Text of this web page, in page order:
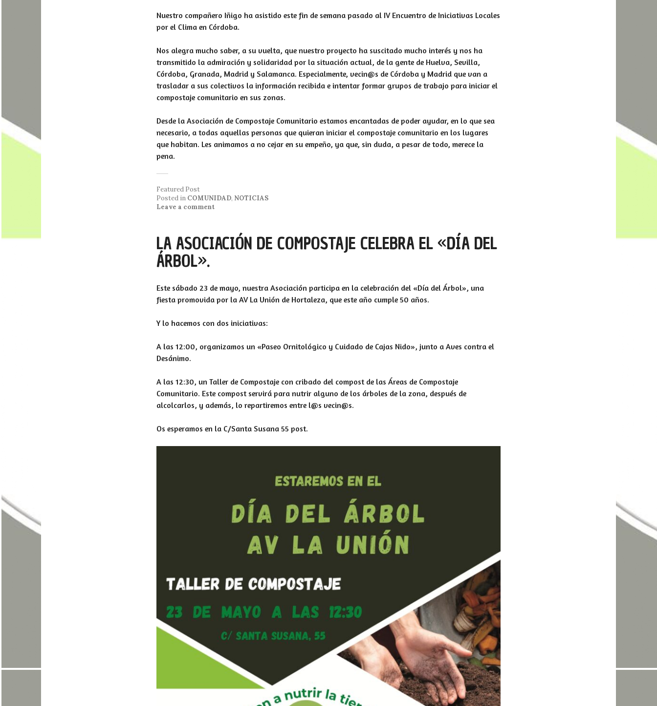
Nuestro compañero Iñigo ha asistido este fin de semana pasado al IV Encuentro de Iniciativas Locales
por el Clima en Córdoba.
Nos alegra mucho saber, a su vuelta, que nuestro proyecto ha suscitado mucho interés y nos ha
transmitido la admiración y solidaridad por la situación actual, de la gente de Huelva, Sevilla,
Córdoba, Granada, Madrid y Salamanca. Especialmente, vecin@s de Córdoba y Madrid que van a
trasladar a sus colectivos la información recibida e intentar formar grupos de trabajo para iniciar el
compostaje comunitario en sus zonas.
Desde la Asociación de Compostaje Comunitario estamos encantadas de poder ayudar, en lo que sea
necesario, a todas aquellas personas que quieran iniciar el compostaje comunitario en los lugares
que habitan. Les animamos a no cejar en su empeño, ya que, sin duda, a pesar de todo, merece la
pena.
Featured Post
Posted in COMUNIDAD, NOTICIAS
Leave a comment
LA ASOCIACIÓN DE COMPOSTAJE CELEBRA EL «DÍA DEL
ÁRBOL».
Este sábado 23 de mayo, nuestra Asociación participa en la celebración del «Día del Árbol», una
fiesta promovida por la AV La Unión de Hortaleza, que este año cumple 50 años.
Y lo hacemos con dos iniciativas:
A las 12:00, organizamos un «Paseo Ornitológico y Cuidado de Cajas Nido», junto a Aves contra el
Desánimo.
A las 12:30, un Taller de Compostaje con cribado del compost de las Áreas de Compostaje
Comunitario. Este compost servirá para nutrir alguno de los árboles de la zona, después de
alcolcarlos, y además, lo repartiremos entre l@s vecin@s.
Os esperamos en la C/Santa Susana 55 post.